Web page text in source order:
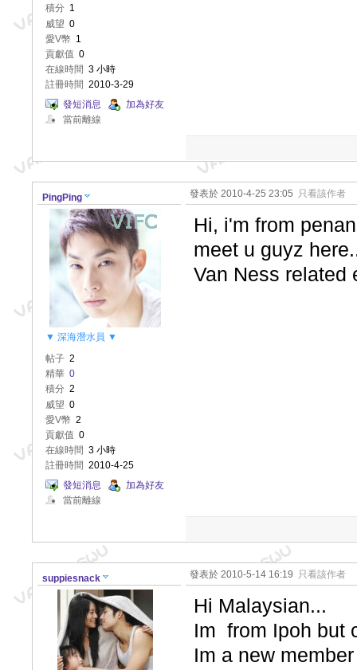
積分 1
威望 0
愛V幣 1
貢獻值 0
在線時間 3 小時
註冊時間 2010-3-29
發短消息
加為好友
當前離線
PingPing
▼ 深海潛水員 ▼
帖子 2
精華 0
積分 2
威望 0
愛V幣 2
貢獻值 0
在線時間 3 小時
註冊時間 2010-4-25
發短消息
加為好友
當前離線
發表於 2010-4-25 23:05 只看該作者
Hi, i'm from
meet u guyz
Van Ness related
suppiesnack 發表於 2010-5-14 16:19 只看該作者
Hi Malaysian...
Im from Ipoh but
Im a new